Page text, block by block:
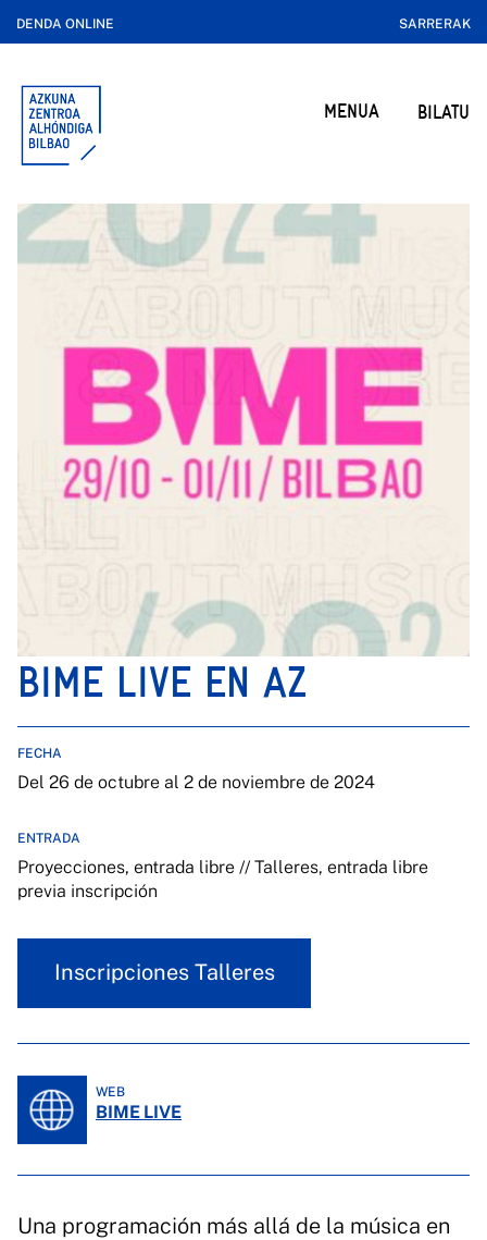
DENDA ONLINE SARRERAK
MENUA BILATU
BIME LIVE EN AZ
FECHA
Del 26 de octubre al 2 de noviembre de 2024
ENTRADA
Proyecciones, entrada libre // Talleres, entrada libre
previa inscripción
Inscripciones Talleres
WEB
BIME LIVE
Una programación más allá de la música en